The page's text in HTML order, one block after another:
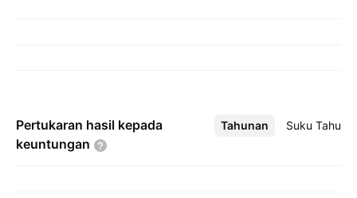
Pertukaran hasil kepada
keuntungan
Tahunan Suku
Lebih